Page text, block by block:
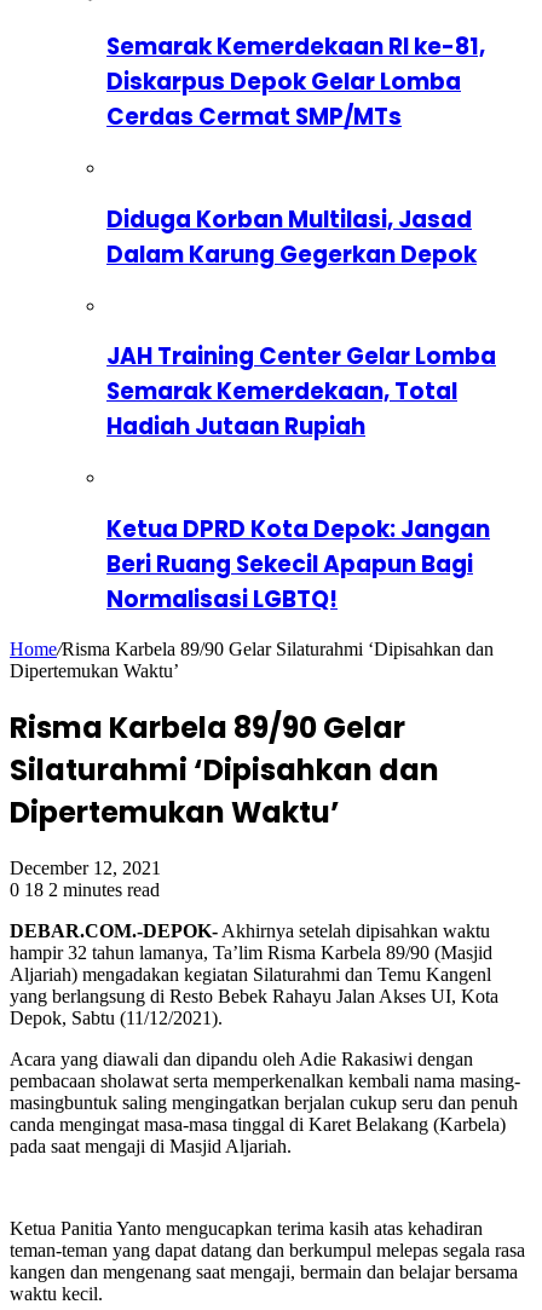
Semarak Kemerdekaan RI ke-81,
Diskarpus Depok Gelar Lomba
Cerdas Cermat SMP/MTs
Diduga Korban Multilasi, Jasad
Dalam Karung Gegerkan Depok
JAH Training Center Gelar Lomba
Semarak Kemerdekaan, Total
Hadiah Jutaan Rupiah
Ketua DPRD Kota Depok: Jangan
Beri Ruang Sekecil Apapun Bagi
Normalisasi LGBTQ!
Home/Risma Karbela 89/90 Gelar Silaturahmi ‘Dipisahkan dan
Dipertemukan Waktu’
Risma Karbela 89/90 Gelar
Silaturahmi ‘Dipisahkan dan
Dipertemukan Waktu’
December 12, 2021
0 18 2 minutes read
DEBAR.COM.-DEPOK- Akhirnya setelah dipisahkan waktu
hampir 32 tahun lamanya, Ta’lim Risma Karbela 89/90 (Masjid
Aljariah) mengadakan kegiatan Silaturahmi dan Temu Kangenl
yang berlangsung di Resto Bebek Rahayu Jalan Akses UI, Kota
Depok, Sabtu (11/12/2021).
Acara yang diawali dan dipandu oleh Adie Rakasiwi dengan
pembacaan sholawat serta memperkenalkan kembali nama masing-
masingbuntuk saling mengingatkan berjalan cukup seru dan penuh
canda mengingat masa-masa tinggal di Karet Belakang (Karbela)
pada saat mengaji di Masjid Aljariah.
Ketua Panitia Yanto mengucapkan terima kasih atas kehadiran
teman-teman yang dapat datang dan berkumpul melepas segala rasa
kangen dan mengenang saat mengaji, bermain dan belajar bersama
waktu kecil.